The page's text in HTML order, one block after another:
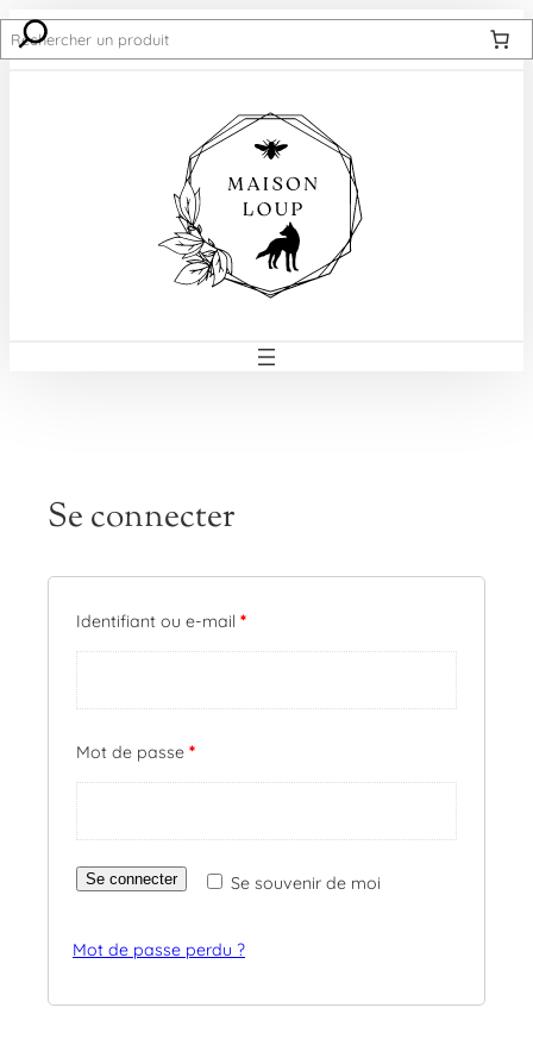
Recherche
Se connecter
Identifiant ou e-mail *Obligatoire
Mot de passe *Obligatoire
Se souvenir de moi
Se connecter
Mot de passe perdu ?